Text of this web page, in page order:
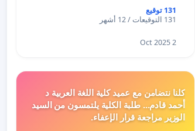
131 توقيع
131 التوقيعات / 12 أشهر
2 Oct 2025
كلنا نتضامن مع عميد كلية اللغة العربية د
أحمد قادم... طلبة الكلية يلتمسون من السيد
الوزير مراجعة قرار الإعفاء.